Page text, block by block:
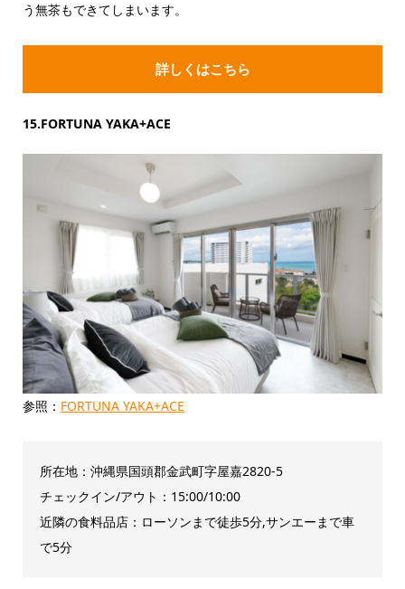
う無茶もできてしまいます。
詳しくはこちら
15.FORTUNA YAKA+ACE
参照： FORTUNA YAKA+ACE
所在地：沖縄県国頭郡金武町字屋嘉2820-5
チェックイン/アウト：15:00/10:00
近隣の食料品店：ローソンまで徒歩5分,サンエーまで車
で5分